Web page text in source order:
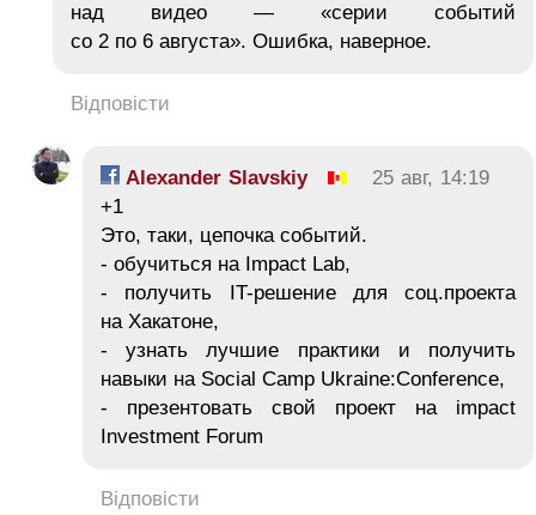
над видео — «серии событий
со 2 по 6 августа». Ошибка, наверное.
Відповісти
Alexander Slavskiy
25 авг, 14:19
+1
Это, таки, цепочка событий.
- обучиться на Impact Lab,
- получить IT-решение для соц.проекта
на Хакатоне,
- узнать лучшие практики и получить
навыки на Social Camp Ukraine:Conference,
- презентовать свой проект на impact
Investment Forum
Відповісти